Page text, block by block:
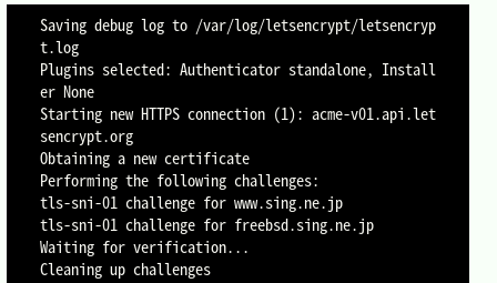
Saving debug log to /var/log/letsencrypt/letsencryp
t.log
Plugins selected: Authenticator standalone, Install
er None
Starting new HTTPS connection (1): acme-v01.api.let
sencrypt.org
Obtaining a new certificate
Performing the following challenges:
tls-sni-01 challenge for www.sing.ne.jp
tls-sni-01 challenge for freebsd.sing.ne.jp
Waiting for verification...
Cleaning up challenges